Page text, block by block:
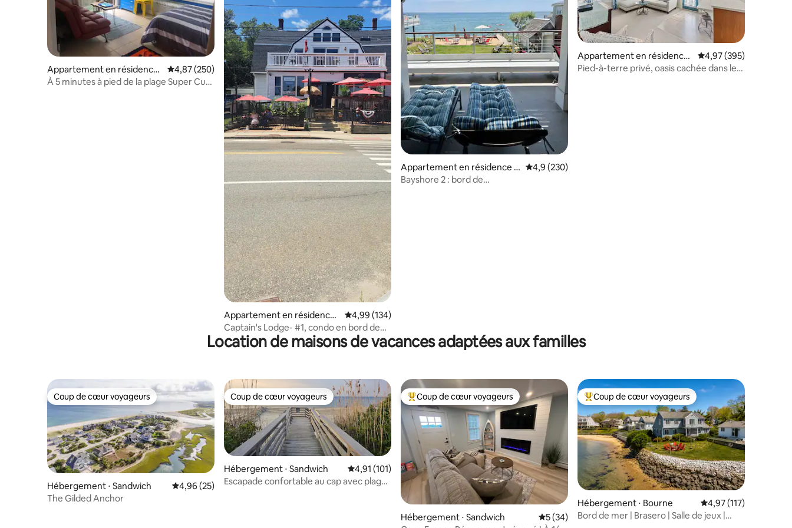
Appartement en résidence
⋅ Dennis
Évaluation moyenne sur la base de 250 commentaires : 4,87 sur 5
4,87 (250)
À 5 minutes à pied de la plage Super Cute
Appartement en résidence ⋅
Plymouth
Évaluation moyenne sur la base de 134 commentaires : 4,99 sur 5
4,99 (134)
Captain's Lodge- #1, condo en bord de
mer à Plymouth
Appartement en résidence ⋅
Provincetown
Évaluation moyenne sur la base de 230 commentaires : 4,9 sur 5
4,9 (230)
Bayshore 2 : bord de
Appartement en résidence
⋅ Chatham
Évaluation moyenne
4,97 (395)
Pied-à-terre privé, oasis cachée dans le
Location de maisons de vacances adaptées aux familles
Coup de cœur voyageurs
Coup de cœur voyageurs
Hébergement ⋅ Sandwich Évaluation moyenne sur la base de 25 commentaires : 4,96 sur 5
4,96 (25)
The Gilded Anchor
Coup de cœur voyageurs
Coup de cœur voyageurs
Hébergement ⋅ Sandwich Évaluation moyenne sur la base de 101 commentaires : 4,91 sur 5
4,91 (101)
Escapade confortable au cap avec plage
Coups de cœur voyageurs les plus appréciés
Coup de cœur voyageurs
Hébergement ⋅ Sandwich Évaluation moyenne sur la base de 34 commentaires : 5 sur 5
5 (34)
Coups de cœur voyageurs les plus appréciés
Coup de cœur voyageurs
Hébergement ⋅ Bourne Évaluation moyenne
4,97 (117)
Bord de mer | Brasero | Salle de jeux |